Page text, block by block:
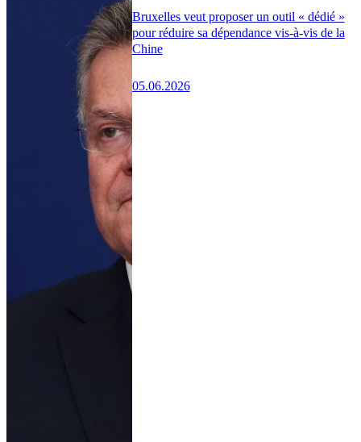
Bruxelles veut proposer un outil « dédié »
pour réduire sa dépendance vis-à-vis de la
Chine
05.06.2026